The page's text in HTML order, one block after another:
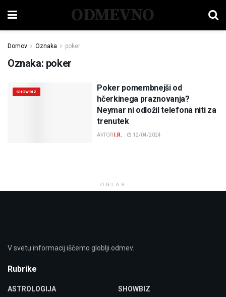
ODMEVNO
Domov Oznaka poker
Oznaka: poker
SHOWBIZ
Poker pomembnejši od
hčerkinega praznovanja?
Neymar ni odložil telefona niti za
trenutek
AVTOR I.R. 12/04/2024
OGLAS
V svetu informacij iščemo globlji odmev.
Rubrike
ASTROLOGIJA
SHOWBIZ